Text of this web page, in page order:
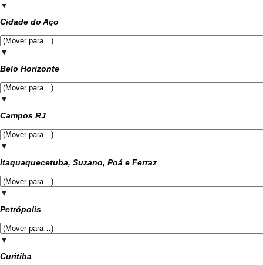
▼
Cidade do Aço
▼
Belo Horizonte
▼
Campos RJ
▼
Itaquaquecetuba, Suzano, Poá e Ferraz
▼
Petrópolis
▼
Curitiba